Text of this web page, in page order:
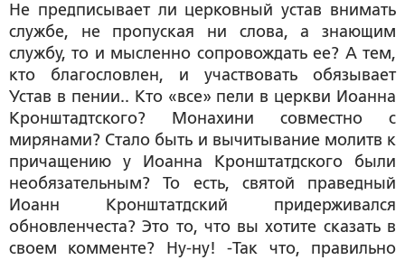
Не предписывает ли церковный устав внимать
службе, не пропуская ни слова, а знающим
службу, то и мысленно сопровождать ее? А тем,
кто благословлен, и участвовать обязывает
Устав в пении.. Кто «все» пели в церкви Иоанна
Кронштадтского? Монахини совместно с
мирянами? Стало быть и вычитывание молитв к
причащению у Иоанна Кронштатдского были
необязательным? То есть, святой праведный
Иоанн Кронштатдский придерживался
обновленчеста? Это то, что вы хотите сказать в
своем комменте? Ну-ну! -Так что, правильно